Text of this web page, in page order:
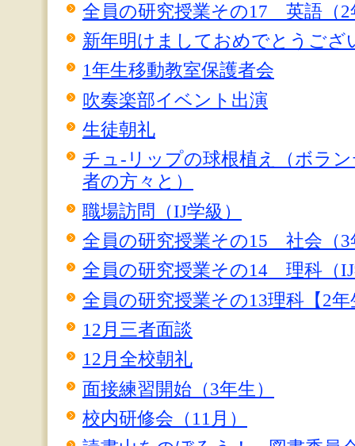
全員の研究授業その17 英語（2
新年明けましておめでとうござ
1年生移動教室保護者会
吹奏楽部イベント出演
生徒朝礼
チュ-リップの球根植え（ボラ
者の方々と）
職場訪問（IJ学級）
全員の研究授業その15 社会（3
全員の研究授業その14 理科（
全員の研究授業その13理科【2年
12月三者面談
12月全校朝礼
面接練習開始（3年生）
校内研修会（11月）